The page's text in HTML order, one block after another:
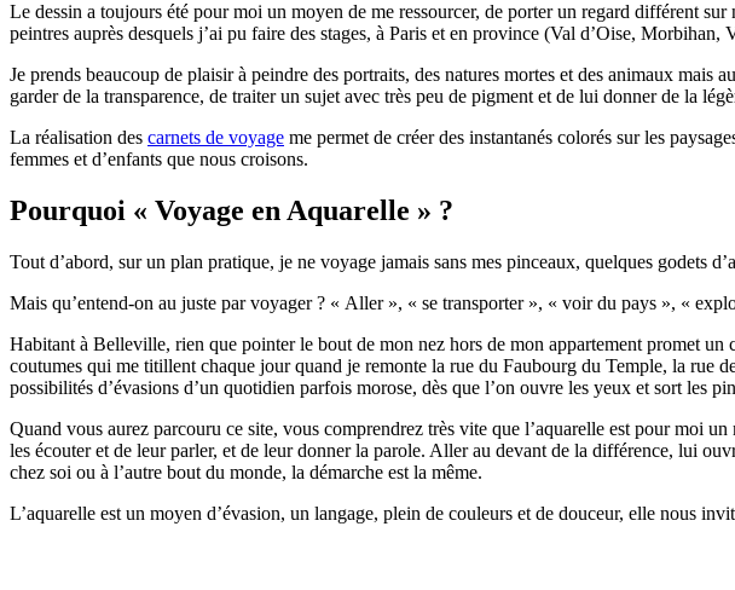
Le dessin a toujours été pour moi un moyen de me ressourcer, de porter un regard différent
peintres auprès desquels j’ai pu faire des stages, à Paris et en province (Val d’Oise, Morbihan,
Je prends beaucoup de plaisir à peindre des portraits, des natures mortes et des animaux
garder de la transparence, de traiter un sujet avec très peu de pigment et de lui donner de la
La réalisation des carnets de voyage me permet de créer des instantanés colorés sur les
femmes et d’enfants que nous croisons.
Pourquoi « Voyage en Aquarelle » ?
Tout d’abord, sur un plan pratique, je ne voyage jamais sans mes pinceaux, quelques godets
Mais qu’entend-on au juste par voyager ? « Aller », « se transporter », « voir du pays », «
Habitant à Belleville, rien que pointer le bout de mon nez hors de mon appartement promet un
coutumes qui me titillent chaque jour quand je remonte la rue du Faubourg du Temple, la rue
possibilités d’évasions d’un quotidien parfois morose, dès que l’on ouvre les yeux et sort les
Quand vous aurez parcouru ce site, vous comprendrez très vite que l’aquarelle est pour moi
les écouter et de leur parler, et de leur donner la parole. Aller au devant de la différence, lui
chez soi ou à l’autre bout du monde, la démarche est la même.
L’aquarelle est un moyen d’évasion, un langage, plein de couleurs et de douceur, elle nous